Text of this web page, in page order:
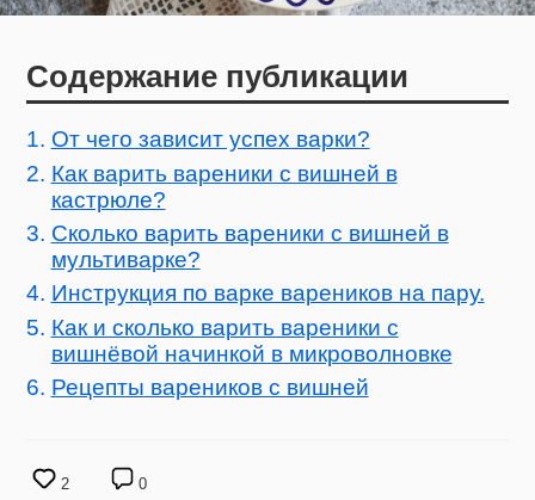
Содержание публикации
От чего зависит успех варки?
Как варить вареники с вишней в
кастрюле?
Сколько варить вареники с вишней в
мультиварке?
Инструкция по варке вареников на пару.
Как и сколько варить вареники с
вишнёвой начинкой в микроволновке
Рецепты вареников с вишней
2 0